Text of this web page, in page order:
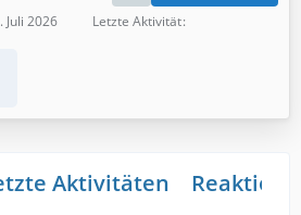
Juli 2026
Letzte Aktivität
Aktivitäten